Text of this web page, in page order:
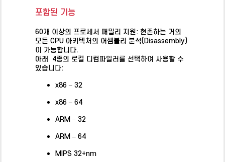
포함된 기능
60개 이상의 프로세서 패밀리 지원: 현존하는 거의
모든 CPU 아키텍처의 어셈블리 분석(Disassembly)
이 가능합니다.
아래 4종의 로컬 디컴파일러를 선택하여 사용할 수
있습니다:
x86 – 32
x86 – 64
ARM – 32
ARM – 64
MIPS 32+nm